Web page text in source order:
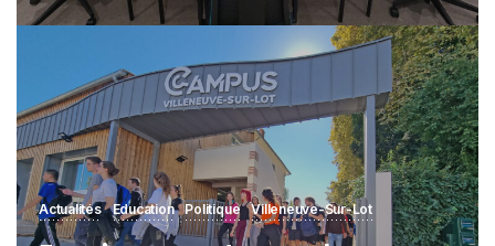
Actualités Education Politique Villeneuve-Sur-Lot